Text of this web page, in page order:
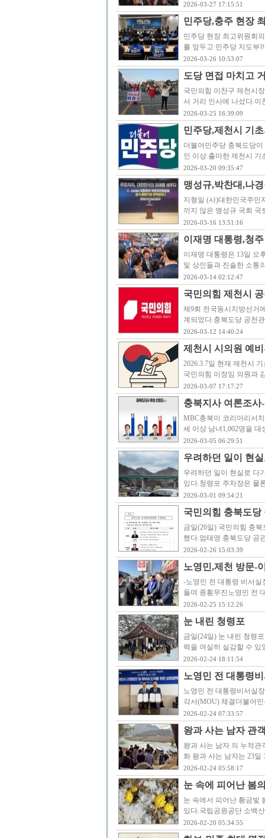
2026-03-27 17:15:51
민주당,충주 현장
민주당 현장 최고위원회
를 앞두고 민주당 지도부
2026-03-26 10:53:07
도당 면접 마치고
국민의힘 이찬구 제천시
서 거리 인사에 나섰다.
2026-03-25 16:39:09
민주당,제천시 기
더불어민주당 충북도당
인 이상 출마한 제천시
2026-03-20 09:35:47
맹성규,박찬대,나
지형일 (사)대한민국주민
끼지 않은 맹성규 국회
2026-03-16 13:51:16
이재명 대통령,청
이재명 대통령은 13일 오
및 상인들과 진솔한 소통
2026-03-14 02:12:47
국민의힘 제천시
제9회 전국동시지방선거
계되었다.충북도당 공천
2026-03-12 14:40:24
제천시 시의원 예
2026.3.7일 현재 제천시
국민의힘 이정임 의원과
2026-03-07 17:17:27
충북지사 여론조
MBC충북이 코리아리서
세 이상 남녀1,002명을
2026-03-05 06:29:51
우려하던 일이 현
우려하던 일이 현실로 다
있다.청령포 주차장은 물
2026-03-01 09:54:21
국민의힘 충북도당
금일(26일) 국민의힘 충
했다.엄태영 충북도당 공
2026-02-26 15:03:39
노영민,제천 방문-
-노영민 전 대통령 비서실
돌며 종횡무진노영민 전
2026-02-25 15:12:26
눈 내린 청령포
금일(24일) 눈 내린 청령
력을 여실히 실감할 수
2026-02-24 18:11:54
노영민 전 대통령
노영민 전 대통령비서실
각서(MOU) 체결더불어
2026-02-24 07:33:57
왕과 사는 남자 관
왕과 사는 남자 의 누적관
화 왕과 사는 남자는 23
2026-02-24 05:58:17
눈 속에 피어난 봄
눈 속에서 피어난 황금빛
있다.국립공원공단 소백
2026-02-20 05:34:55